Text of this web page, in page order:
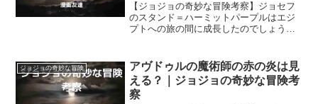
【ジョジョの奇妙な冒険考察】ジョセフ
のスタンド＝ハーミットパープルはエジ
プトへの旅の間に成長したのでしょう
きませんでしたが、エジプトに着いた時
にはそれができていました。
ジョジョの奇妙な冒険
アヴドゥルの魔術師の赤の炎は見
える？｜ジョジョの奇妙な冒険考
察